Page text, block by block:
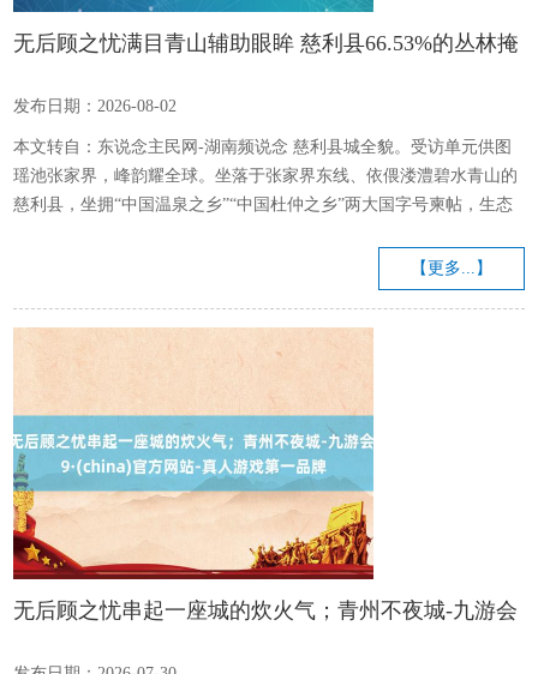
无后顾之忧满目青山辅助眼眸 慈利县66.53%的丛林掩
发布日期：2026-08-02
本文转自：东说念主民网-湖南频说念 慈利县城全貌。受访单元供图
瑶池张家界，峰韵耀全球。坐落于张家界东线、依偎溇澧碧水青山的
慈利县，坐拥“中国温泉之乡”“中国杜仲之乡”两大国字号柬帖，生态
土、千年非遗底蕴，让慈利天生等于合适失业、度假、疗愈的好场
所。 容身先天不足的生态和东说念主文资源，慈利县经心打造养眼、
生、本性好意思食串成齐全旅程，让每一位来慈利的旅客，皆能委果
【更多...】
无后顾之忧串起一座城的炊火气；青州不夜城-九游会